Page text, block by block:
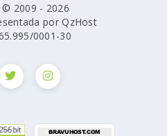
2009 - 2026
por QzHost
0001-30